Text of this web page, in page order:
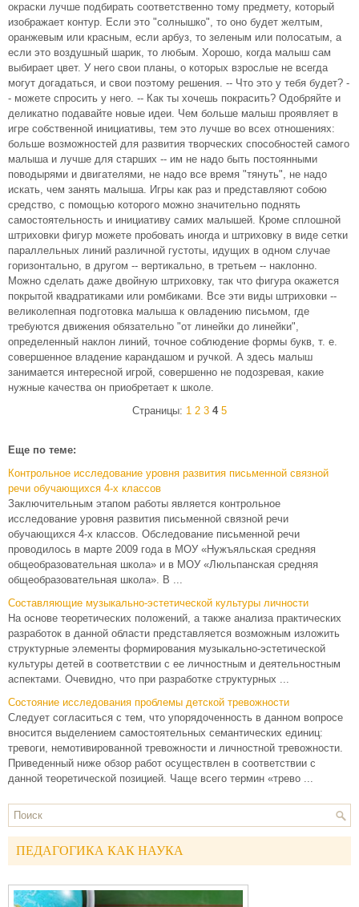
окраски лучше подбирать соответственно тому предмету, который
изображает контур. Если это "солнышко", то оно будет желтым,
оранжевым или красным, если арбуз, то зеленым или полосатым, а
если это воздушный шарик, то любым. Хорошо, когда малыш сам
выбирает цвет. У него свои планы, о которых взрослые не всегда
могут догадаться, и свои поэтому решения. -- Что это у тебя будет? -
- можете спросить у него. -- Как ты хочешь покрасить? Одобряйте и
деликатно подавайте новые идеи. Чем больше малыш проявляет в
игре собственной инициативы, тем это лучше во всех отношениях:
больше возможностей для развития творческих способностей самого
малыша и лучше для старших -- им не надо быть постоянными
поводырями и двигателями, не надо все время "тянуть", не надо
искать, чем занять малыша. Игры как раз и представляют собою
средство, с помощью которого можно значительно поднять
самостоятельность и инициативу самих малышей. Кроме сплошной
штриховки фигур можете пробовать иногда и штриховку в виде сетки
параллельных линий различной густоты, идущих в одном случае
горизонтально, в другом -- вертикально, в третьем -- наклонно.
Можно сделать даже двойную штриховку, так что фигура окажется
покрытой квадратиками или ромбиками. Все эти виды штриховки --
великолепная подготовка малыша к овладению письмом, где
требуются движения обязательно "от линейки до линейки",
определенный наклон линий, точное соблюдение формы букв, т. е.
совершенное владение карандашом и ручкой. А здесь малыш
занимается интересной игрой, совершенно не подозревая, какие
нужные качества он приобретает к школе.
Страницы: 1 2 3 4 5
Еще по теме:
Контрольное исследование уровня развития письменной связной
речи обучающихся 4-х классов
Заключительным этапом работы является контрольное
исследование уровня развития письменной связной речи
обучающихся 4-х классов. Обследование письменной речи
проводилось в марте 2009 года в МОУ «Нужъяльская средняя
общеобразовательная школа» и в МОУ «Люльпанская средняя
общеобразовательная школа». В ...
Составляющие музыкально-эстетической культуры личности
На основе теоретических положений, а также анализа практических
разработок в данной области представляется возможным изложить
структурные элементы формирования музыкально-эстетической
культуры детей в соответствии с ее личностным и деятельностным
аспектами. Очевидно, что при разработке структурных ...
Состояние исследования проблемы детской тревожности
Следует согласиться с тем, что упорядоченность в данном вопросе
вносится выделением самостоятельных семантических единиц:
тревоги, немотивированной тревожности и личностной тревожности.
Приведенный ниже обзор работ осуществлен в соответствии с
данной теоретической позицией. Чаще всего термин «трево ...
ПЕДАГОГИКА КАК НАУКА